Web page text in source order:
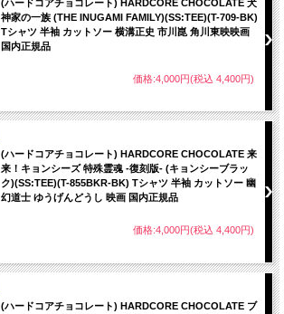
(ハードコアチョコレート) HARDCORE CHOCOLATE 犬
神家の一族 (THE INUGAMI FAMILY)(SS:TEE)(T-709-BK)
Tシャツ 半袖 カットソー 横溝正史 市川崑 角川東映映画
国内正規品
価格:4,000円(税込 4,400円)
(ハードコアチョコレート) HARDCORE CHOCOLATE 来
来！キョンシーズ 特殊霊魂 -復刻版- (キョンシーブラッ
ク)(SS:TEE)(T-855BKR-BK) Tシャツ 半袖 カットソー 幽
幻道士 ゆうげんどうし 映画 国内正規品
価格:4,000円(税込 4,400円)
(ハードコアチョコレート) HARDCORE CHOCOLATE ブ